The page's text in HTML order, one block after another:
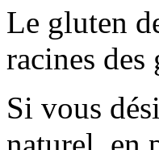
Le gluten
racines
Si vous